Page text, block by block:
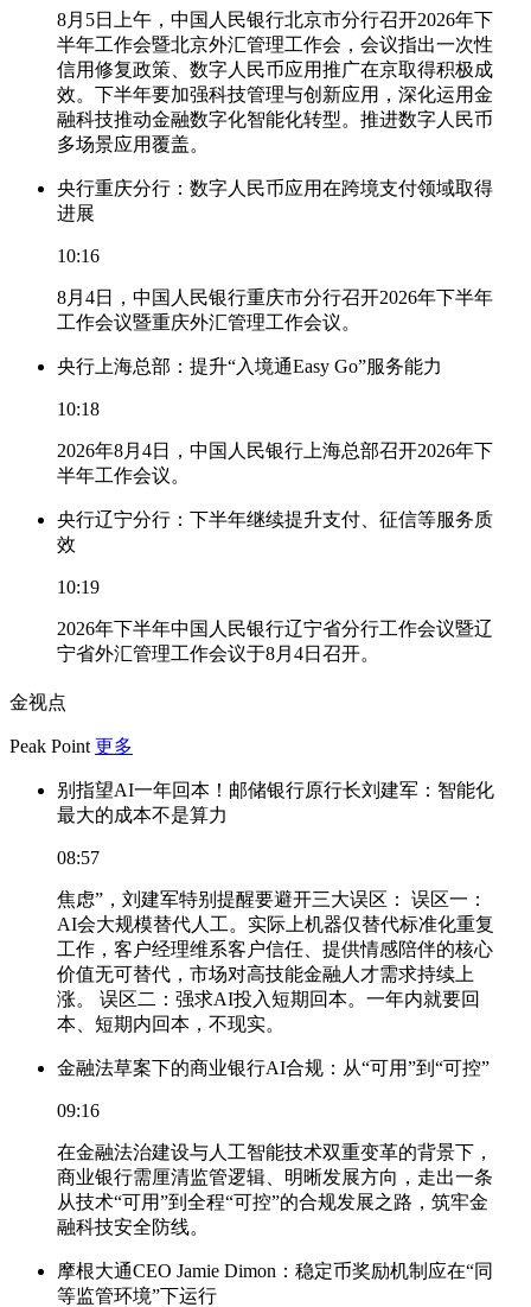
8月5日上午，中国人民银行北京市分行召开2026年下
半年工作会暨北京外汇管理工作会，会议指出一次性
信用修复政策、数字人民币应用推广在京取得积极成
效。下半年要加强科技管理与创新应用，深化运用金
融科技推动金融数字化智能化转型。推进数字人民币
多场景应用覆盖。
央行重庆分行：数字人民币应用在跨境支付领域取得
进展
10:16
8月4日，中国人民银行重庆市分行召开2026年下半年
工作会议暨重庆外汇管理工作会议。
央行上海总部：提升“入境通Easy Go”服务能力
10:18
2026年8月4日，中国人民银行上海总部召开2026年下
半年工作会议。
央行辽宁分行：下半年继续提升支付、征信等服务质
效
10:19
2026年下半年中国人民银行辽宁省分行工作会议暨辽
宁省外汇管理工作会议于8月4日召开。
金视点
Peak Point 更多
别指望AI一年回本！邮储银行原行长刘建军：智能化
最大的成本不是算力
08:57
焦虑”，刘建军特别提醒要避开三大误区： 误区一：
AI会大规模替代人工。实际上机器仅替代标准化重复
工作，客户经理维系客户信任、提供情感陪伴的核心
价值无可替代，市场对高技能金融人才需求持续上
涨。 误区二：强求AI投入短期回本。一年内就要回
本、短期内回本，不现实。
金融法草案下的商业银行AI合规：从“可用”到“可控”
09:16
在金融法治建设与人工智能技术双重变革的背景下，
商业银行需厘清监管逻辑、明晰发展方向，走出一条
从技术“可用”到全程“可控”的合规发展之路，筑牢金
融科技安全防线。
摩根大通CEO Jamie Dimon：稳定币奖励机制应在“同
等监管环境”下运行